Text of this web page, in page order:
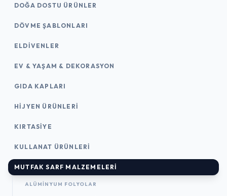
DOĞA DOSTU ÜRÜNLER
DÖVME ŞABLONLARI
ELDIVENLER
EV & YAŞAM & DEKORASYON
GIDA KAPLARI
HIJYEN ÜRÜNLERI
KIRTASİYE
KULLANAT ÜRÜNLERI
MUTFAK SARF MALZEMELERI
ALÜMINYUM FOLYOLAR